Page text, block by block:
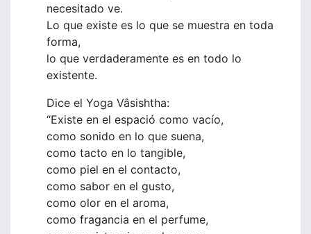
necesitado ve.
Lo que existe es lo que se muestra en toda
forma,
lo que verdaderamente es en todo lo
existente.
Dice el Yoga Vâsishtha:
“Existe en el espació como vacío,
como sonido en lo que suena,
como tacto en lo tangible,
como piel en el contacto,
como sabor en el gusto,
como olor en el aroma,
como fragancia en el perfume,